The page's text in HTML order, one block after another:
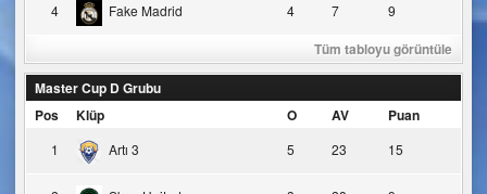
4 Fake Madrid 4 7 9
Tüm tabloyu görüntüle
Master Cup D Grubu
Pos
Klüp O AV Puan
1 Artı 3 5 23 15